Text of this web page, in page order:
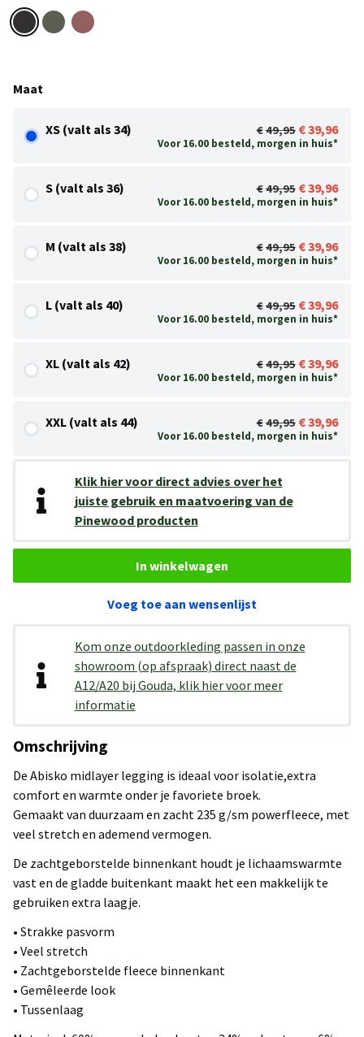
Maat
XS (valt als 34) 49,95 39,96
Voor 16.00 besteld, morgen in huis*
S (valt als 36) 49,95 39,96
Voor 16.00 besteld, morgen in huis*
M (valt als 38) 49,95 39,96
Voor 16.00 besteld, morgen in huis*
L (valt als 40) 49,95 39,96
Voor 16.00 besteld, morgen in huis*
XL (valt als 42) 49,95 39,96
Voor 16.00 besteld, morgen in huis*
XXL (valt als 44) 49,95 39,96
Voor 16.00 besteld, morgen in huis*
Klik hier voor direct advies over het
juiste gebruik en maatvoering van de
Pinewood producten
In winkelwagen
Voeg toe aan wensenlijst
Kom onze outdoorkleding passen in onze
showroom (op afspraak) direct naast de
A12/A20 bij Gouda, klik hier voor meer
informatie
Omschrijving
De Abisko midlayer legging is ideaal voor isolatie,extra
comfort en warmte onder je favoriete broek.
Gemaakt van duurzaam en zacht 235 g/sm powerfleece, met
veel stretch en ademend vermogen.
De zachtgeborstelde binnenkant houdt je lichaamswarmte
vast en de gladde buitenkant maakt het een makkelijk te
gebruiken extra laagje.
• Strakke pasvorm
• Veel stretch
• Zachtgeborstelde fleece binnenkant
• Gemêleerde look
• Tussenlaag